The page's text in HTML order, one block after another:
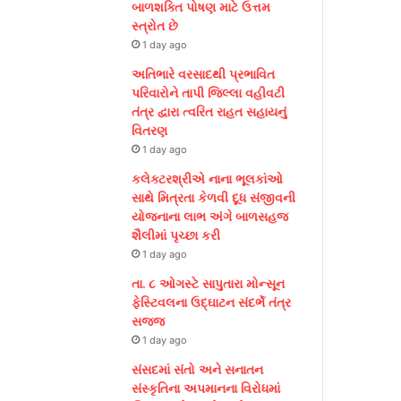
બાળશક્તિ પોષણ માટે ઉત્તમ
સ્ત્રોત છે
1 day ago
અતિભારે વરસાદથી પ્રભાવિત
પરિવારોને તાપી જિલ્લા વહીવટી
તંત્ર દ્વારા ત્વરિત રાહત સહાયનું
વિતરણ
1 day ago
કલેક્ટરશ્રીએ નાના ભૂલકાંઓ
સાથે મિત્રતા કેળવી દૂધ સંજીવની
યોજનાના લાભ અંગે બાળસહજ
શૈલીમાં પૃચ્છા કરી
1 day ago
તા. ૮ ઓગસ્ટે સાપુતારા મોન્સૂન
ફેસ્ટિવલના ઉદ્ઘાટન સંદર્ભે તંત્ર
સજ્જ
1 day ago
સંસદમાં સંતો અને સનાતન
સંસ્કૃતિના અપમાનના વિરોધમાં